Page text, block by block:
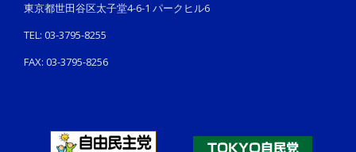
東京都世田谷区太子堂4-6-1 パークヒル6
TEL: 03-3795-8255
FAX: 03-3795-8256